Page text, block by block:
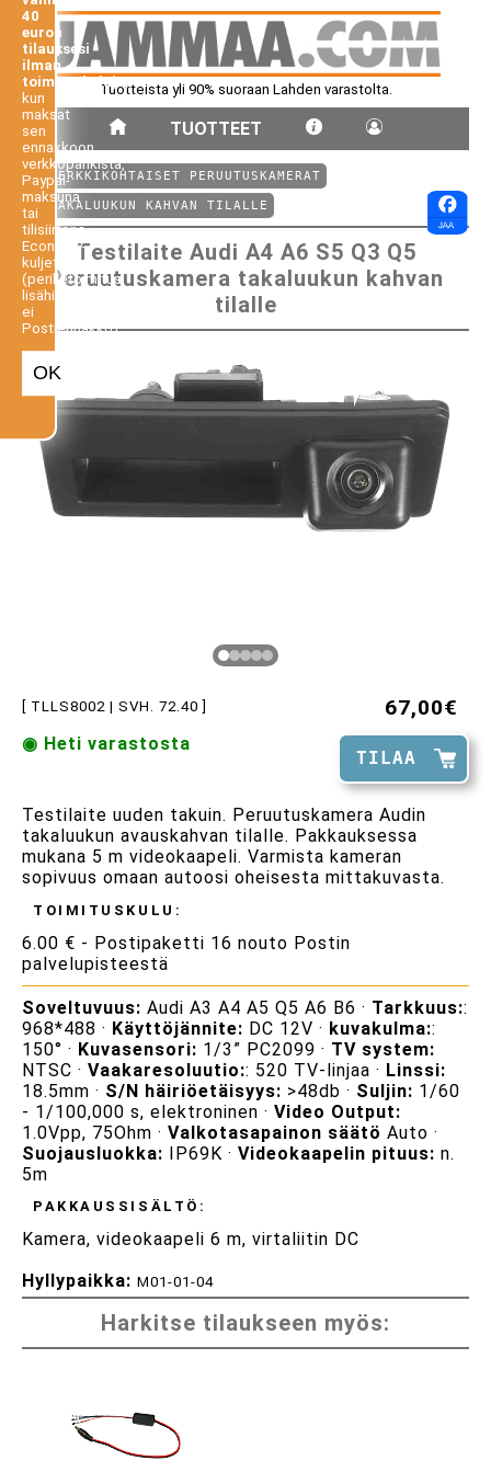
Tuotteista yli 90% suoraan Lahden varastolta.
TUOTTEET
40
euron
tilauksesi
ilman
toimituskuluja,
kun
maksat
sen
ennakkoon
verkkopankista,
Paypal-
maksuna
tai
tilisiirtona.
Economy-
kuljetus
(perilletoimitus
lisähintaan,
ei
Postiennakko).
OK
⤺ MERKKIKOHTAISET PERUUTUSKAMERAT
⤺ TAKALUUKUN KAHVAN TILALLE
Testilaite Audi A4 A6 S5 Q3 Q5
Peruutuskamera takaluukun kahvan
tilalle
[ TLLS8002 | SVH. 72.40 ] 67,00€
TILAA
◉ Heti varastosta
Testilaite uuden takuin. Peruutuskamera Audin
takaluukun avauskahvan tilalle. Pakkauksessa
mukana 5 m videokaapeli. Varmista kameran
sopivuus omaan autoosi oheisesta mittakuvasta.
TOIMITUSKULU:
6.00 € - Postipaketti 16 nouto Postin
palvelupisteestä
Soveltuvuus: Audi A3 A4 A5 Q5 A6 B6 · Tarkkuus::
968*488 · Käyttöjännite: DC 12V · kuvakulma::
150° · Kuvasensori: 1/3” PC2099 · TV system:
NTSC · Vaakaresoluutio:: 520 TV-linjaa · Linssi:
18.5mm · S/N häiriöetäisyys: >48db · Suljin: 1/60
- 1/100,000 s, elektroninen · Video Output:
1.0Vpp, 75Ohm · Valkotasapainon säätö Auto ·
Suojausluokka: IP69K · Videokaapelin pituus: n.
5m
PAKKAUSSISÄLTÖ:
Kamera, videokaapeli 6 m, virtaliitin DC
Hyllypaikka: M01-01-04
Harkitse tilaukseen myös: